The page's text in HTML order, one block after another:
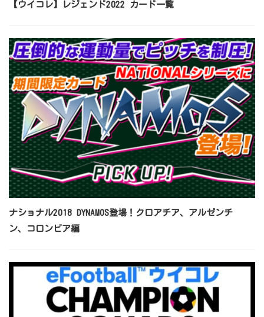
【ウイコレ】レジェンド2022 カード一覧
ナショナル2018 DYNAMOS登場！クロアチア、アルゼンチ
ン、コロンビア編